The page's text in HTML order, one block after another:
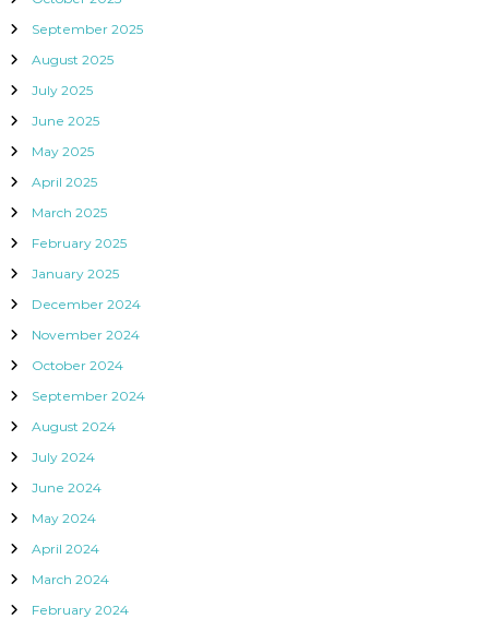
September 2025
August 2025
July 2025
June 2025
May 2025
April 2025
March 2025
February 2025
January 2025
December 2024
November 2024
October 2024
September 2024
August 2024
July 2024
June 2024
May 2024
April 2024
March 2024
February 2024